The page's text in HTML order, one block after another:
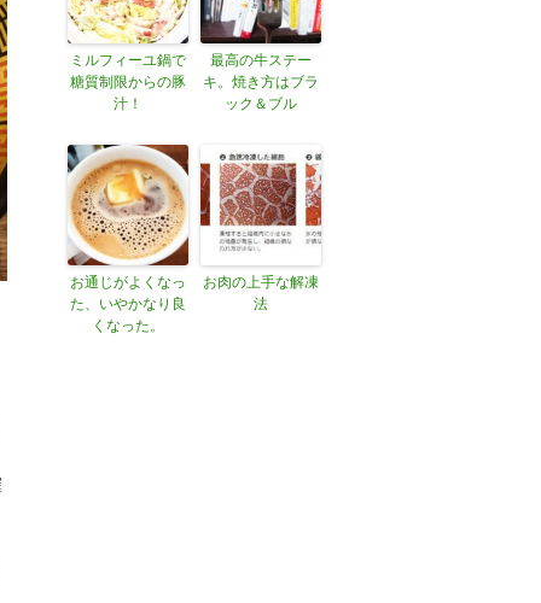
ミルフィーユ鍋で
糖質制限からの豚
汁！
最高の牛ステー
キ。焼き方はブラ
ック＆ブル
お通じがよくなっ
た、いやかなり良
くなった。
お肉の上手な解凍
法